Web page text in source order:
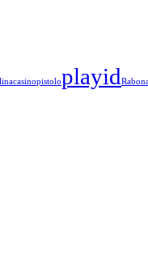
pistoloplayid